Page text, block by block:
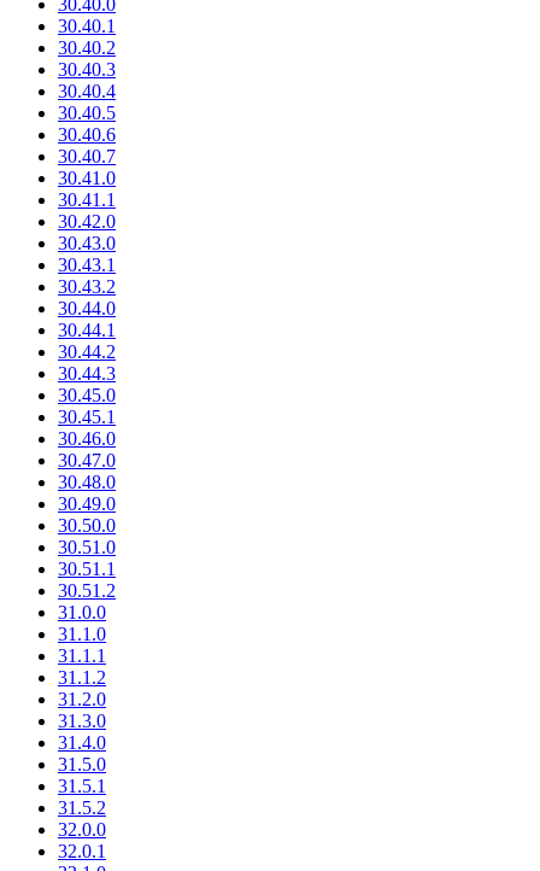
30.40.1
30.40.2
30.40.3
30.40.4
30.40.5
30.40.6
30.40.7
30.41.0
30.41.1
30.42.0
30.43.0
30.43.1
30.43.2
30.44.0
30.44.1
30.44.2
30.44.3
30.45.0
30.45.1
30.46.0
30.47.0
30.48.0
30.49.0
30.50.0
30.51.0
30.51.1
30.51.2
31.0.0
31.1.0
31.1.1
31.1.2
31.2.0
31.3.0
31.4.0
31.5.0
31.5.1
31.5.2
32.0.0
32.0.1